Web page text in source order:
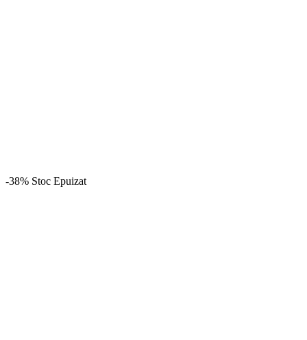
-38% Stoc Epuizat